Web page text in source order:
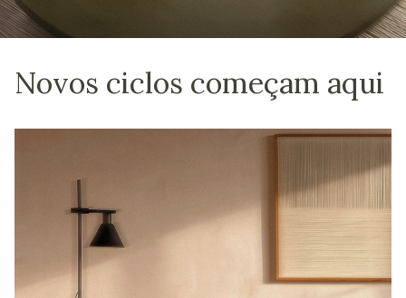
Novos ciclos começam aqui